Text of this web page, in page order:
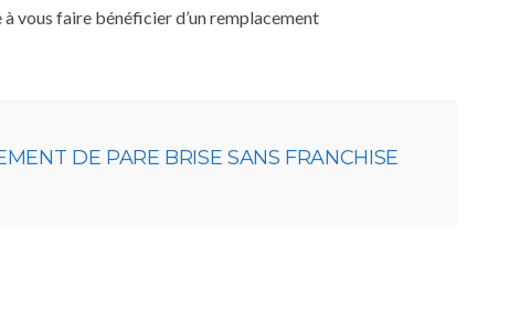
vous faire bénéficier d’un remplacement
DE PARE BRISE SANS FRANCHISE